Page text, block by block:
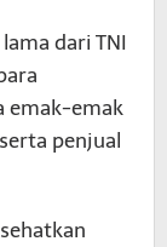
dari TNI
emak-emak
penjual